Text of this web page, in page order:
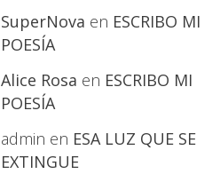
SuperNova en ESCRIBO MI
POESÍA
Alice Rosa en ESCRIBO MI
POESÍA
admin en ESA LUZ QUE SE
EXTINGUE